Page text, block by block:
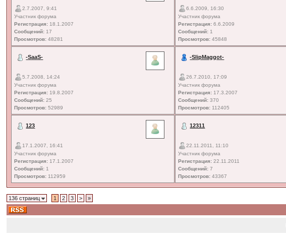
2.7.2007, 9:41
Участник форума
Регистрация: 18.1.2007
Сообщений: 17
Просмотров: 48281
6.6.2009, 16:30
Участник форума
Регистрация: 6.6.2009
Сообщений: 1
Просмотров: 45848
-SaaS-
5.7.2008, 14:24
Участник форума
Регистрация: 19.8.2007
Сообщений: 25
Просмотров: 52989
-SlipMaggot-
26.7.2010, 17:09
Участник форума
Регистрация: 17.3.2007
Сообщений: 370
Просмотров: 112405
123
17.1.2007, 16:41
Участник форума
Регистрация: 17.1.2007
Сообщений: 1
Просмотров: 112959
12311
22.11.2011, 11:10
Участник форума
Регистрация: 22.11.2011
Сообщений: 7
Просмотров: 43367
136 страниц 1 2 3 > »